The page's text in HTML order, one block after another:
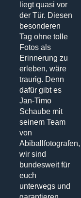
liegt quasi vor
der Tür. Diesen
besonderen
Tag ohne tolle
Fotos als
Erinnerung zu
erleben, wäre
traurig. Denn
dafür gibt es
Jan-Timo
Schaube mit
seinem Team
von
Abiballfotografen,
wir sind
bundesweit für
euch
unterwegs und